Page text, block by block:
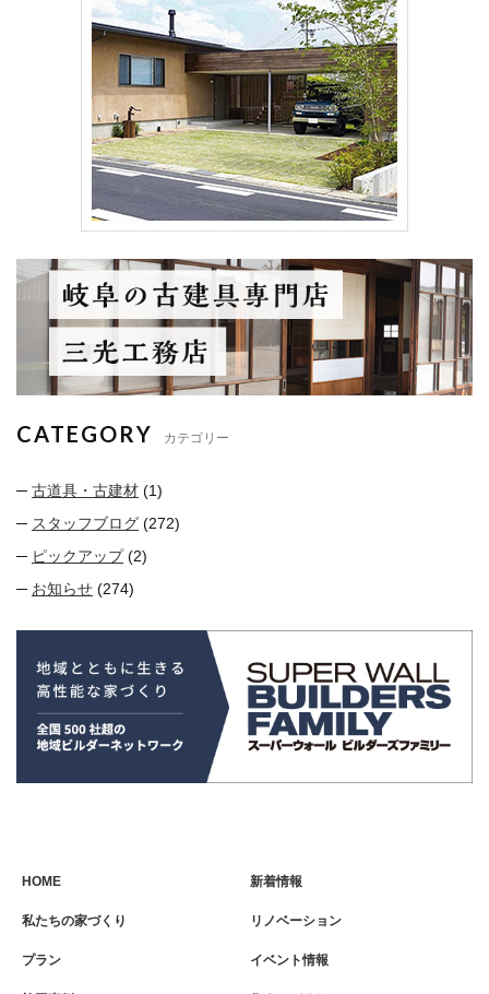
CATEGORY カテゴリー
古道具・古建材 (1)
スタッフブログ (272)
ピックアップ(2)
お知らせ (274)
HOME 新着情報
私たちの家づくり リノベーション
プラン イベント情報